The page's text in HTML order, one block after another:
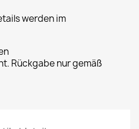
werden im
Rückgabe nur gemäß